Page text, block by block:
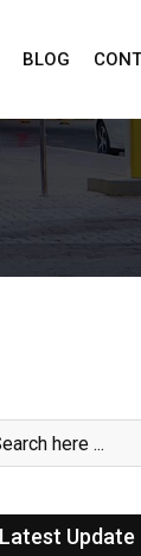
BLOG
Latest Update